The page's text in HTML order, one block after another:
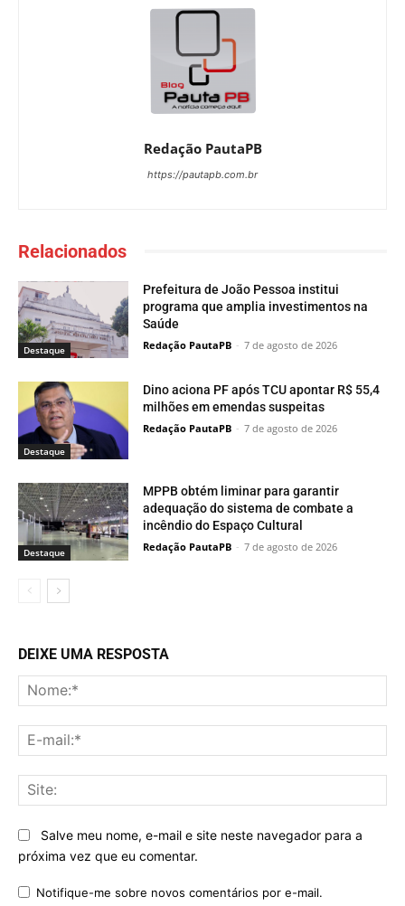
Redação PautaPB
https://pautapb.com.br
Relacionados
Destaque
Prefeitura de João Pessoa institui
programa que amplia investimentos na
Saúde
Redação PautaPB - 7 de agosto de 2026
Destaque
Dino aciona PF após TCU apontar R$ 55,4
milhões em emendas suspeitas
Redação PautaPB - 7 de agosto de 2026
Destaque
MPPB obtém liminar para garantir
adequação do sistema de combate a
incêndio do Espaço Cultural
Redação PautaPB - 7 de agosto de 2026
DEIXE UMA RESPOSTA
Salve meu nome, e-mail e site neste navegador para a
próxima vez que eu comentar.
Notifique-me sobre novos comentários por e-mail.